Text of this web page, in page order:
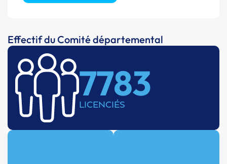
Effectif du Comité départemental
7783
LICENCIÉS